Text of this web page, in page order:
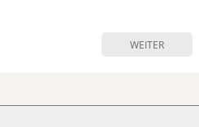
WEITER